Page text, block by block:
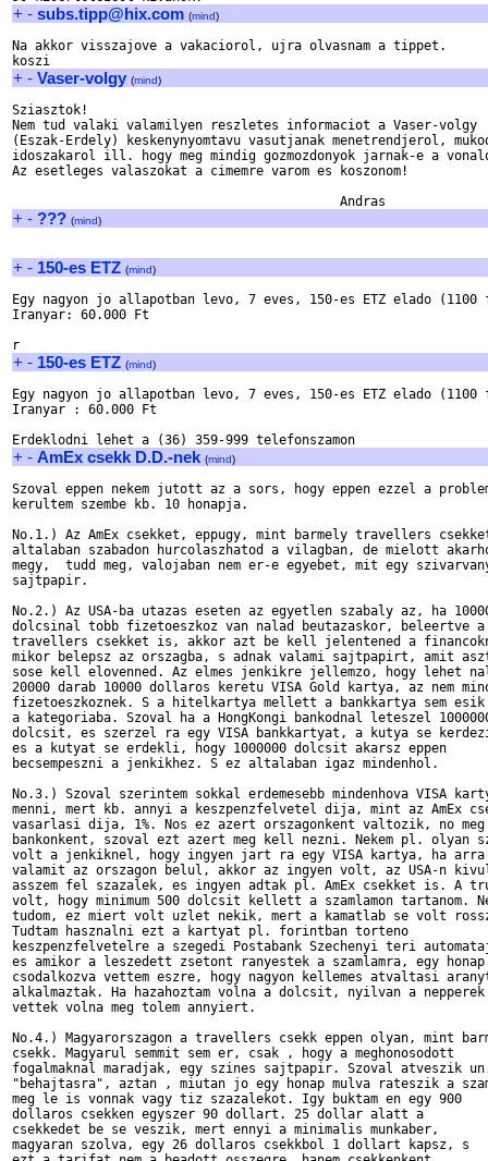
+ - subs.tipp@hix.com (mind)
Na akkor visszajove a vakaciorol, ujra olvasnam a tippet.
+ - Vaser-volgy (mind)
Sziasztok!
Nem tud valaki valamilyen reszletes informaciot a Vaser-volgy
(Eszak-Erdely) keskenynyomtavu vasutjanak menetrendjerol,
idoszakarol ill. hogy meg mindig gozmozdonyok jarnak-e a
Az esetleges valaszokat a cimemre varom es koszonom!
+ - ??? (mind)
+ - 150-es ETZ (mind)
Egy nagyon jo allapotban levo, 7 eves, 150-es ETZ elado
Iranyar: 60.000 Ft
+ - 150-es ETZ (mind)
Egy nagyon jo allapotban levo, 7 eves, 150-es ETZ elado
Iranyar : 60.000 Ft
+ - AmEx csekk D.D.-nek (mind)
Szoval eppen nekem jutott az a sors, hogy eppen ezzel a
kerultem szembe kb. 10 honapja.
No.1.) Az AmEx csekket, eppugy, mint barmely travellers
altalaban szabadon hurcolaszhatod a vilagban, de mielott
megy,  tudd meg, valojaban nem er-e egyebet, mit egy
sajtpapir.
No.2.) Az USA-ba utazas eseten az egyetlen szabaly az, ha
dolcsinal tobb fizetoeszkoz van nalad beutazaskor, beleertve
travellers csekket is, akkor azt be kell jelentened a
mikor belepsz az orszagba, s adnak valami sajtpapirt, amit
sose kell elovenned. Az elmes jenkikre jellemzo, hogy lehet
20000 darab 10000 dollaros keretu VISA Gold kartya, az nem
fizetoeszkoznek. S a hitelkartya mellett a bankkartya sem
a kategoriaba. Szoval ha a HongKongi bankodnal leteszel
dolcsit, es szerzel ra egy VISA bankkartyat, a kutya se
es a kutyat se erdekli, hogy 1000000 dolcsit akarsz eppen
becsempeszni a jenkikhez. S ez altalaban igaz mindenhol.
No.3.) Szoval szerintem sokkal erdemesebb mindenhova VISA
menni, mert kb. annyi a keszpenzfelvetel dija, mint az AmEx
vasarlasi dija, 1%. Nos ez azert orszagonkent valtozik, no
bankonkent, szoval ezt azert meg kell nezni. Nekem pl. olyan
volt a jenkiknel, hogy ingyen jart ra egy VISA kartya, ha
valamit az orszagon belul, akkor az ingyen volt, az USA-n
asszem fel szazalek, es ingyen adtak pl. AmEx csekket is. A
volt, hogy minimum 500 dolcsit kellett a szamlamon tartanom.
tudom, ez miert volt uzlet nekik, mert a kamatlab se volt
Tudtam hasznalni ezt a kartyat pl. forintban torteno
keszpenzfelvetelre a szegedi Postabank Szechenyi teri
es amikor a leszedett zsetont ranyestek a szamlamra, egy
csodalkozva vettem eszre, hogy nagyon kellemes atvaltasi
alkalmaztak. Ha hazahoztam volna a dolcsit, nyilvan a
vettek volna meg tolem annyiert.
No.4.) Magyarorszagon a travellers csekk eppen olyan, mint
csekk. Magyarul semmit sem er, csak , hogy a meghonosodott
fogalmaknal maradjak, egy szines sajtpapir. Szoval atveszik
"behajtasra", aztan , miutan jo egy honap mulva rateszik a
meg le is vonnak vagy tiz szazalekot. Igy buktam en egy 900
dollaros csekken egyszer 90 dollart. 25 dollar alatt a
csekkedet be se veszik, mert ennyi a minimalis munkaber,
magyaran szolva, egy 26 dollaros csekkbol 1 dollart kapsz, s